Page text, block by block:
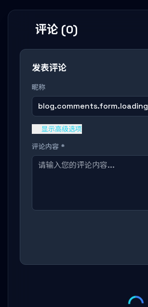
评论 (0)
发表评论
昵称
blog.comments.form.loading
显示高级选项
评论内容 *